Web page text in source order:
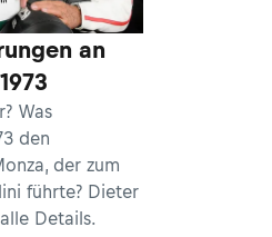
an
Was
den
der zum
führte? Dieter
Details.